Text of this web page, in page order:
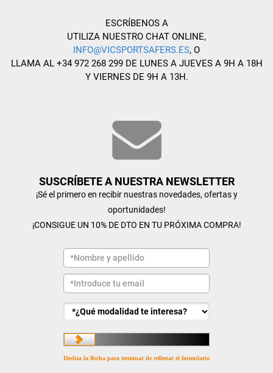
ESCRÍBENOS A
UTILIZA NUESTRO CHAT ONLINE,
INFO@VICSPORTSAFERS.ES, O
LLAMA AL +34 972 268 299 DE LUNES A JUEVES A 9H A 18H
Y VIERNES DE 9H A 13H.
SUSCRÍBETE A NUESTRA NEWSLETTER
¡Sé el primero en recibir nuestras novedades, ofertas y
oportunidades!
¡CONSIGUE UN 10% DE DTO EN TU PRÓXIMA COMPRA!
Desliza la flecha para terminar de rellenar el formulario